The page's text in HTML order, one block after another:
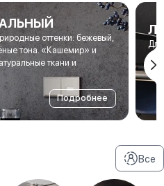
оттенки: бежевый,
тона. «Кашемир» и
ткани и
Подробнее
Для
Все